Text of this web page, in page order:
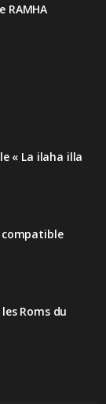
RAMHA
« La ilaha illa
Roms du